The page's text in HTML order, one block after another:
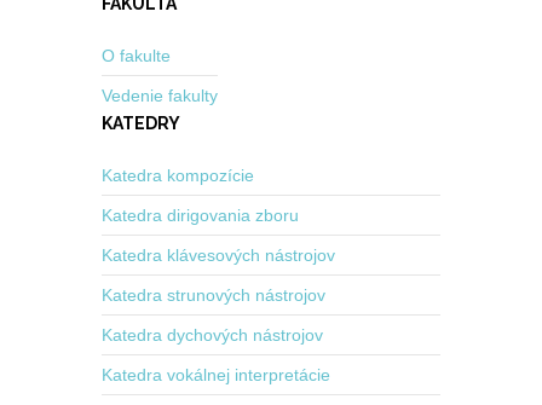
O fakulte
Vedenie fakulty
KATEDRY
Katedra kompozície
Katedra dirigovania zboru
Katedra klávesových nástrojov
Katedra strunových nástrojov
Katedra dychových nástrojov
Katedra vokálnej interpretácie